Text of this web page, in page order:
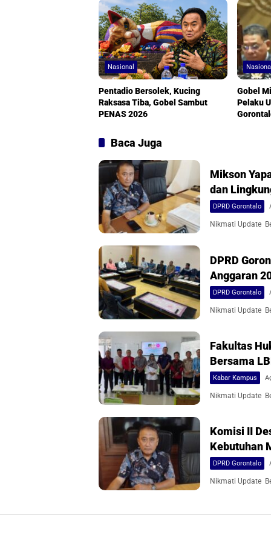
Nasional
Pentadio Bersolek, Kucing
Raksasa Tiba, Gobel Sambut
PENAS 2026
Nasional
Gobel
Pelaku
Baca Juga
Mikson
dan
DPRD Gorontalo
Nikmati Update
DPRD
Anggaran
DPRD Gorontalo
Nikmati Update
Fakultas
Bersama
Kabar Kampus
Nikmati Update
Komisi II
Kebutuhan
DPRD Gorontalo
Nikmati Update